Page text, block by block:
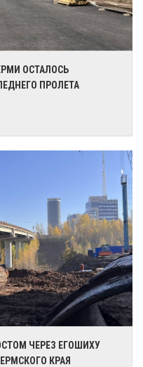
ОСТАЛОСЬ
ПРОЛЕТА
ЧЕРЕЗ ЕГОШИХУ
КРАЯ